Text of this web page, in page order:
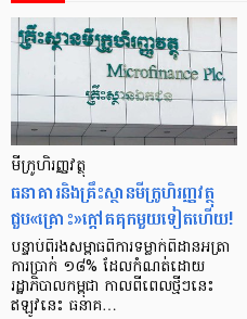
មីក្រូ​ហិរញ្ញវត្ថុ
ធនាគារ​និង​គ្រឹះស្ថាន​មីក្រូ​ហិរញ្ញវត្ថុ​
ជួប«គ្រោះ»ក្តៅ​គគុក​មួយ​ទៀត​ហើយ!
បន្ទាប់​ពី​រង​សម្ពាធ​​ពី​ការ​ទម្លាក់​ពិដាន​អត្រា​
ការ​ប្រាក់ ១៨​% ដែល​កំណត់​ដោយ​
រដ្ឋាភិបាល​កម្ពុជា កាល​ពី​ពេល​ថ្មីៗ​នេះ
ឥឡូវ​នេះ ធនាគ…